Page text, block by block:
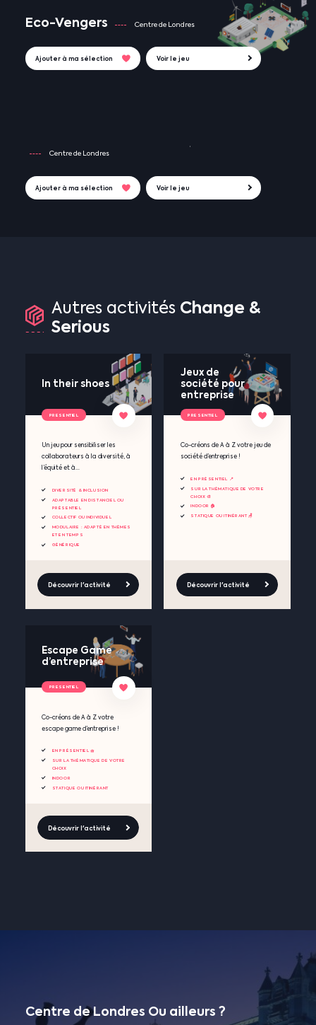
Eco-Vengers Centre de Londres
Ajouter à ma sélection Voir le jeu
Centre de Londres
Ajouter à ma sélection Voir le jeu
Autres activités Change &
Serious
In their shoes
Un jeu pour sensibiliser les
collaborateurs à la diversité, à
l’équité et à...
DIVERSITÉ & INCLUSION
ADAPTABLE EN DISTANCIEL OU
PRÉSENTIEL
COLLECTIF OU INDIVIDUEL
MODULAIRE : ADAPTÉ EN THÈMES
ET EN TEMPS
GÉNÉRIQUE
Découvrir l'activité
PRESENTIEL
Jeux de
société pour
entreprise
Co-créons de A à Z votre jeu de
société d’entreprise !
EN PRÉSENTIEL 📍
SUR LA THÉMATIQUE DE VOTRE
CHOIX 🎨
INDOOR 🏠
STATIQUE OU ITINÉRANT 🪑
Découvrir l'activité
PRESENTIEL
Escape Game
d’entreprise
Co-créons de A à Z votre
escape game d’entreprise !
EN PRÉSENTIEL 🧺
SUR LA THÉMATIQUE DE VOTRE
CHOIX
INDOOR
STATIQUE OU ITINÉRANT
Découvrir l'activité
PRESENTIEL
Centre de Londres Ou ailleurs ?